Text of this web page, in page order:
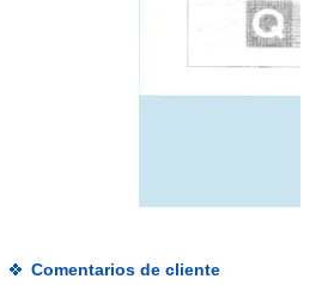
Comentarios de cliente